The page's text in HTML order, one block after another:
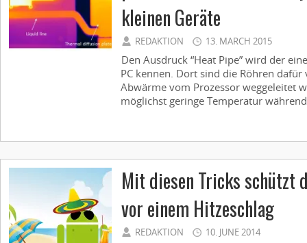
kleinen Geräte
REDAKTION 13. MARCH 2015
Den Ausdruck “Heat Pipe” wird der
PC kennen. Dort sind die Röhren
Abwärme vom Prozessor weggeleitet
möglichst geringe Temperatur
Mit diesen Tricks schützt
vor einem Hitzeschlag
REDAKTION 10. JUNE 2014